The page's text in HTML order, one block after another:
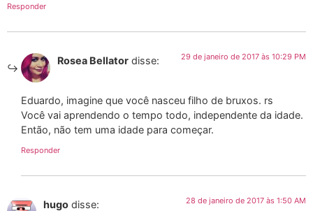
Responder
Rosea Bellator disse: 29 de janeiro de 2017 às 10:29 PM
Eduardo, imagine que você nasceu filho de bruxos. rs
Você vai aprendendo o tempo todo, independente da idade.
Então, não tem uma idade para começar.
Responder
hugo disse: 28 de janeiro de 2017 às 1:50 AM